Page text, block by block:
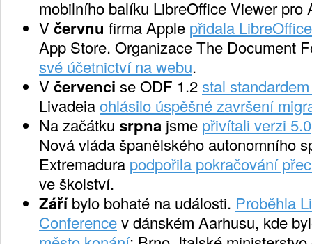
mobilního balíku LibreOffice Viewer pro
Včervnu firma Apple přidala
App Store. Organizace The Document
své účetnictví na webu.
Včervenci se ODF 1.2stal
Livadeiaohlásilo úspěšné završení
Na začátku srpna jsme přivítali verzi 5.0
Nová vláda španělského autonomního
Extremadura podpořila pokračování
ve školství.
Záříbylo bohaté na události. Proběhla
Conferencev dánském Aarhusu, kde